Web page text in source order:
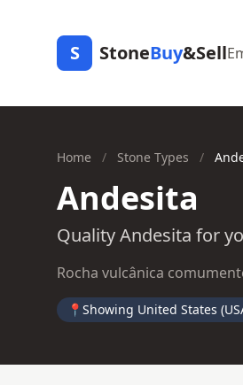
S StoneBuy&Sell
Home / Stone Types /
Andesita
Quality Andesita for
Rocha vulcânica
📍 Showing United States